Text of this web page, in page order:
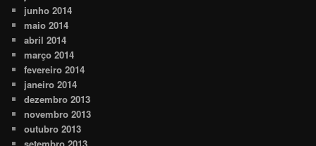
junho 2014
maio 2014
abril 2014
março 2014
fevereiro 2014
janeiro 2014
dezembro 2013
novembro 2013
outubro 2013